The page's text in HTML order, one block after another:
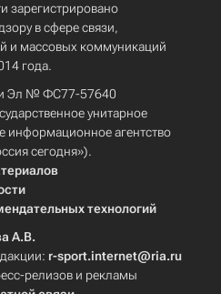
зарегистрировано
в сфере связи,
и массовых коммуникаций
года.
Эл № ФС77-57640
унитарное
информационное агентство
сегодня»).
технологий
А.В.
r-sport.internet@ria.ru
релизов и рекламы